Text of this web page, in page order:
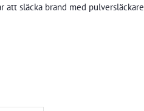
att släcka brand med pulversläckare